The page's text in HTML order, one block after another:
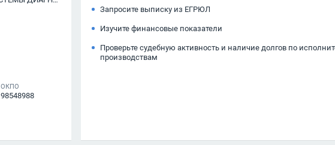
ОКПО
98548988
Запросите выписку из ЕГРЮЛ
Изучите финансовые показатели
Проверьте судебную активность и наличие долгов по
производствам